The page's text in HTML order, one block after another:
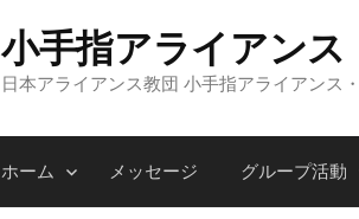
小手指アライアン
日本アライアンス教団 小手指アライアンス
ホーム メッセージ グループ活動